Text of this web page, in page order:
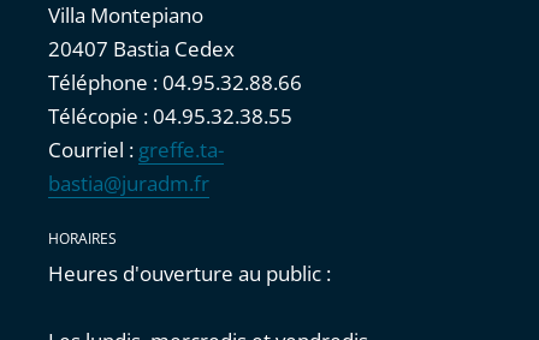
Villa Montepiano
20407 Bastia Cedex
Téléphone : 04.95.32.88.66
Télécopie : 04.95.32.38.55
Courriel : greffe.ta-
bastia@juradm.fr
HORAIRES
Heures d'ouverture au public :